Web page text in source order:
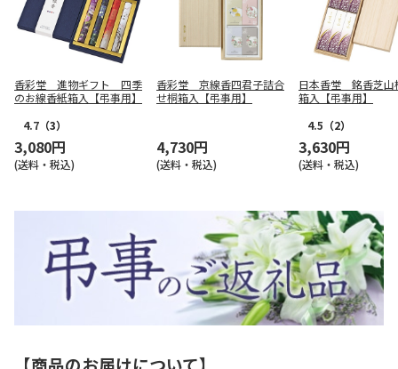
香彩堂 進物ギフト 四季
のお線香紙箱入【弔事用】
4.7 （3）
3,080円
(送料・税込)
香彩堂 京線香四君子詰合
せ桐箱入【弔事用】
4,730円
(送料・税込)
日本香堂 銘香芝山
箱入【弔事用】
4.5 （2）
3,630円
(送料・税込)
【商品のお届けについて】